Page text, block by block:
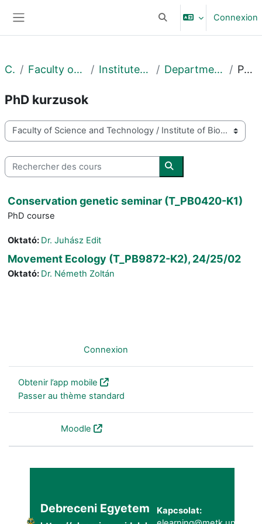
Activer/désactiver la
Connexion
Cours Faculty of Science and Technology Institute of Biology and Ecology Department of Evolutionary Zoology PhD kurzusok
PhD kurzusok
Catégories de cours
Rechercher des cours
Rechercher des cours
Conservation genetic seminar (T_PB0420-K1)
PhD course
Oktató: Dr. Juhász Edit
Movement Ecology (T_PB9872-K2), 24/25/02
Oktató: Dr. Németh Zoltán
Connexion
Obtenir l’app mobile
Passer au thème standard
Moodle
Debreceni Egyetem
Kapcsolat: